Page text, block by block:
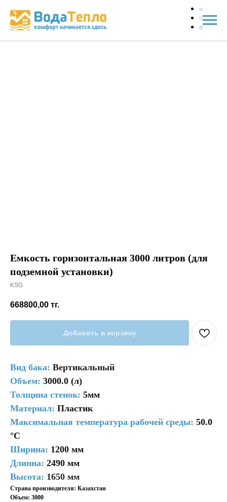
Емкость горизонтальная 3000 литров (для
подземной установки)
KSG
668800,00 тг.
Добавить в корзину
Вид бака: Вертикальный
Объем: 3000.0 (л)
Толщина стенок: 5мм
Материал: Пластик
Максимальная температура рабочей среды: 50.0
°C
Ширина: 1200 мм
Длинна: 2490 мм
Высота: 1650 мм
Страна производителя: Казахстан
Объем: 3000